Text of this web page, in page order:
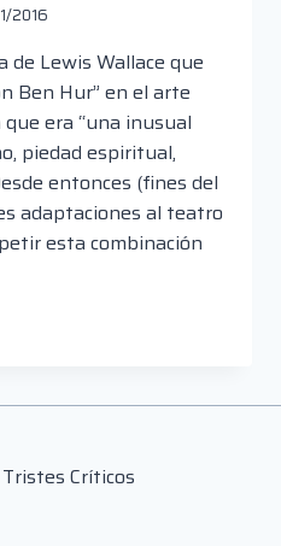
2016
de Lewis Wallace que
Ben Hur” en el arte
era “una inusual
piedad espiritual,
entonces (fines del
adaptaciones al teatro
esta combinación
Críticos